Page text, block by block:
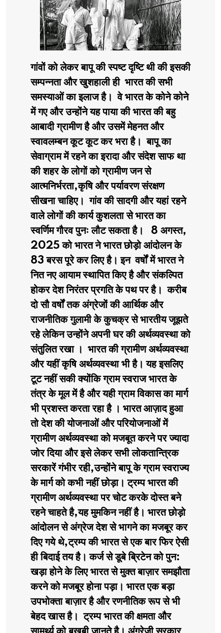
गांवों को लेकर बापू की स्पष्ट दृष्टि थी की इसकी
सम्पन्नता और खुशहाली ही भारत की सभी
समस्याओं का इलाज है। वे भारत के कोने कोने
में गए और उन्होंने यह पाया की भारत की बहु
आबादी ग्रामीण है और उसमें मेहनत और
स्वावलम्बन कूट कूट कर भरा है। बापू का
सेवाग्राम में रहने का इरादा और संदेश साफ था
की शहर के लोगों को ग्रामीण जन से
आत्मनिर्भरता,कृषि और पर्यावरण संरक्षण
सीखना चाहिए। गांव की सादगी और यहां रहने
वाले लोगों की कार्य कुशलता से भारत का
स्वर्णिम गौरव पुनः लौट सकता है। 8 अगस्त,
2025 को भारत ने भारत छोड़ो आंदोलन के
83 बरस पूरे कर लिए है। इन वर्षों में भारत ने
नित नए आयाम स्थापित किए है और संकल्पित
होकर देश निरंतर प्रगति के पथ पर है। करीब
दो सौ वर्षों तक अंग्रेजों की आर्थिक और
राजनीतिक गुलामी के कुचक्र से भारतीय जूझते
रहे लेकिन उन्होंने अपनी घर की अर्थव्यवस्था को
संतुलित रखा । भारत की ग्रामीण अर्थव्यवस्था
और यहीं कृषि अर्थव्यवस्था भी है। यह इसलिए
टूट नहीं सकी क्योंकि ग्राम स्वराज भारत के
तंत्र के मूल में है और यही ग्राम विकास का मार्ग
भी प्रशस्त करता रहा है । भारत आज़ाद हुआ
तो देश की योजनाओं और परियोजनाओं में
ग्रामीण अर्थव्यवस्था को मजबूत करने पर ज्यादा
जोर दिया और इसे लेकर सभी लोकतान्त्रिक
सरकारें गंभीर रही,उन्होंने बापू के ग्राम स्वराज्य
के मार्ग को कभी नहीं छोड़ा। ट्रम्प भारत की
ग्रामीण अर्थव्यवस्था पर चोट करके दोस्त बने
रहने चाहते है,यह मुमकिन नहीं है। भारत छोड़ो
आंदोलन से अंग्रेज देश से भागने का मजबूर कर
दिए गये थे,ट्रम्प की भारत से एक बार फिर ऐसी
ही बिदाई तय है। कर्ज से डूबे ब्रिटेन को पुन:
खड़ा होने के लिए भारत से मुक्त बाज़ार समझौता
करने को मजबूर होना पड़ा। भारत एक बड़ा
उपभोक्ता बाज़ार है और रणनीतिक रूप से भी
बेहद खास है। ट्रम्प भारत की क्षमता और